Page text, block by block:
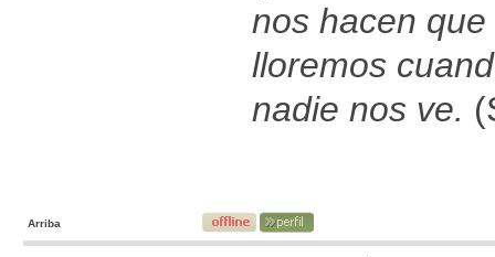
nos hacen que
lloremos
nadie nos ve.
Arriba